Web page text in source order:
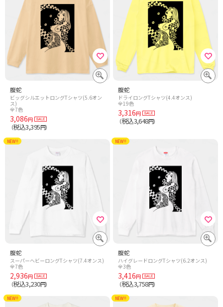
腹蛇
ビッグシルエットロングTシャツ(5.6オン
ス)
全7色
3,086円
（税込3,395円）
腹蛇
ドライロングTシャツ(4.4オンス)
全19色
3,316円
（税込3,648円）
腹蛇
スーパーヘビーロングTシャツ(7.4オンス)
全7色
2,936円
（税込3,230円）
NEW!!
腹蛇
ハイグレードロングTシャツ(6.2オンス)
全3色
3,416円
（税込3,758円）
NEW!!
NEW!! NEW!!